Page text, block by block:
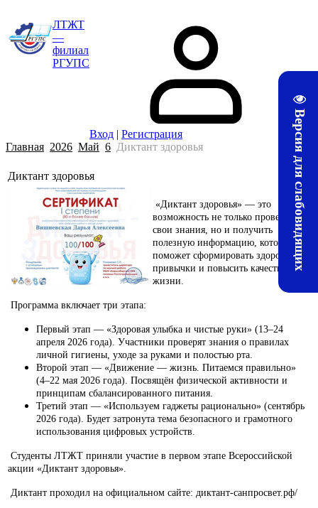
Версия для слабовидящих
ЛТЖТ
—
филиал
РГУПС
Вход | Регистрация
Главная 2026 Май 6 Диктант здоровья
10:21
Диктант здоровья
«Диктант здоровья» — это
возможность не только проверить
свои знания, но и получить
полезную информацию, которая
поможет сформировать здоровые
привычки и повысить качество
жизни.
Программа включает три этапа:
Первый этап — «Здоровая улыбка и чистые руки» (13–24
апреля 2026 года). Участники проверят знания о правилах
личной гигиены, уходе за руками и полостью рта.
Второй этап — «Движение — жизнь. Питаемся правильно»
(4–22 мая 2026 года). Посвящён физической активности и
принципам сбалансированного питания.
Третий этап — «Используем гаджеты рационально» (сентябрь
2026 года). Будет затронута тема безопасного и грамотного
использования цифровых устройств.
Студенты ЛТЖТ приняли участие в первом этапе Всероссийской
акции «Диктант здоровья».
Диктант проходил на официальном сайте: диктант-санпросвет.рф/